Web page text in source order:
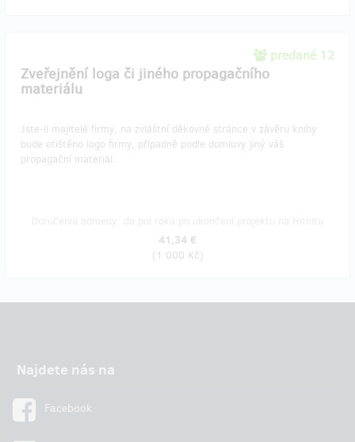
predané 12
Zveřejnění loga či jiného propagačního
materiálu
Jste-li majitelé firmy, na zvláštní děkovné stránce v závěru knihy
bude otištěno logo firmy, případně podle domluvy jiný váš
propagační materiál.
41,34 €
(1 000 Kč)
Najdete nás na
Facebook